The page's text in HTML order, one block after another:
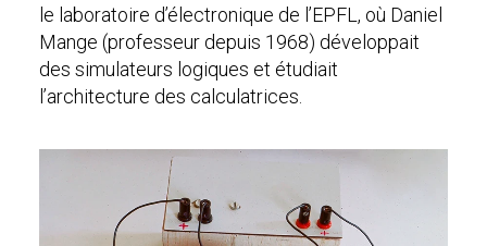
le laboratoire d’électronique de l’EPFL, où Daniel
Mange (professeur depuis 1968) développait
des simulateurs logiques et étudiait
l’architecture des calculatrices.